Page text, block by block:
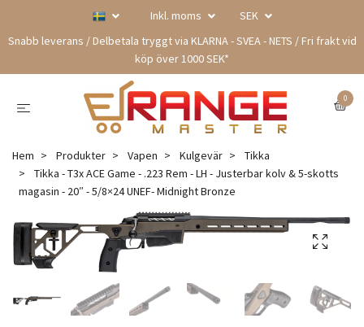
Inkl. moms
SEK
Snabb leverans / Delbetala tryggt via KLARNA - SVEA - NETS / Fri frakt vid
köp över 1000 SEK*
0
Hem Produkter Vapen Kulgevär
Tikka
Tikka - T3x ACE Game - .223 Rem - LH - Justerbar kolv & 5-skotts
magasin - 20″ - 5/8×24 UNEF- Midnight Bronze